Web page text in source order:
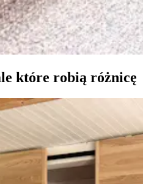
które robią różnicę